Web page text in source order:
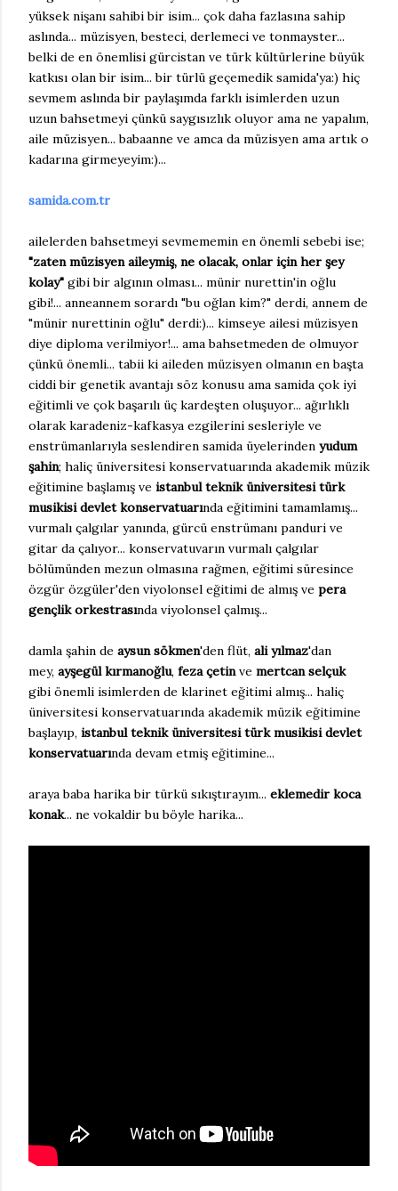
yüksek nişanı sahibi bir isim... çok daha fazlasına sahip
aslında... müzisyen, besteci, derlemeci ve tonmayster...
belki de en önemlisi gürcistan ve türk kültürlerine büyük
katkısı olan bir isim... bir türlü geçemedik samida'ya:) hiç
sevmem aslında bir paylaşımda farklı isimlerden uzun
uzun bahsetmeyi çünkü saygısızlık oluyor ama ne yapalım,
aile müzisyen... babaanne ve amca da müzisyen ama artık o
kadarına girmeyeyim:)...
samida.com.tr
ailelerden bahsetmeyi sevmememin en önemli sebebi ise;
"zaten müzisyen aileymiş, ne olacak, onlar için her şey
kolay" gibi bir algının olması... münir nurettin'in oğlu
gibi!... anneannem sorardı "bu oğlan kim?" derdi, annem de
"münir nurettinin oğlu" derdi:)... kimseye ailesi müzisyen
diye diploma verilmiyor!... ama bahsetmeden de olmuyor
çünkü önemli... tabii ki aileden müzisyen olmanın en başta
ciddi bir genetik avantajı söz konusu ama samida çok iyi
eğitimli ve çok başarılı üç kardeşten oluşuyor... ağırlıklı
olarak karadeniz-kafkasya ezgilerini sesleriyle ve
enstrümanlarıyla seslendiren samida üyelerinden yudum
şahin; haliç üniversitesi konservatuarında akademik müzik
eğitimine başlamış ve istanbul teknik üniversitesi türk
musikisi devlet konservatuarında eğitimini tamamlamış...
vurmalı çalgılar yanında, gürcü enstrümanı panduri ve
gitar da çalıyor... konservatuvarın vurmalı çalgılar
bölümünden mezun olmasına rağmen, eğitimi süresince
özgür özgüler'den viyolonsel eğitimi de almış ve pera
gençlik orkestrasında viyolonsel çalmış...
damla şahin de aysun sökmen'den flüt, ali yılmaz'dan
mey, ayşegül kırmanoğlu, feza çetinve mertcan selçuk
gibi önemli isimlerden de klarinet eğitimi almış... haliç
üniversitesi konservatuarında akademik müzik eğitimine
başlayıp, istanbul teknik üniversitesi türk musikisi devlet
konservatuarında devam etmiş eğitimine...
araya baba harika bir türkü sıkıştırayım... eklemedir koca
konak... ne vokaldir bu böyle harika...